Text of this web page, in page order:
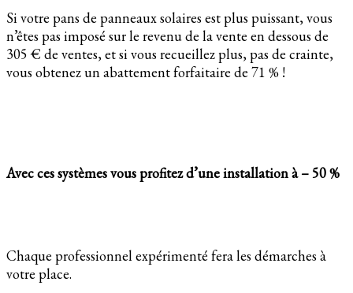
Si votre pans de panneaux solaires est plus puissant, vous
n’êtes pas imposé sur le revenu de la vente en dessous de
305 € de ventes, et si vous recueillez plus, pas de crainte,
vous obtenez un abattement forfaitaire de 71 % !
Avec ces systèmes vous profitez d’une installation à – 50 %
Chaque professionnel expérimenté fera les démarches à
votre place.